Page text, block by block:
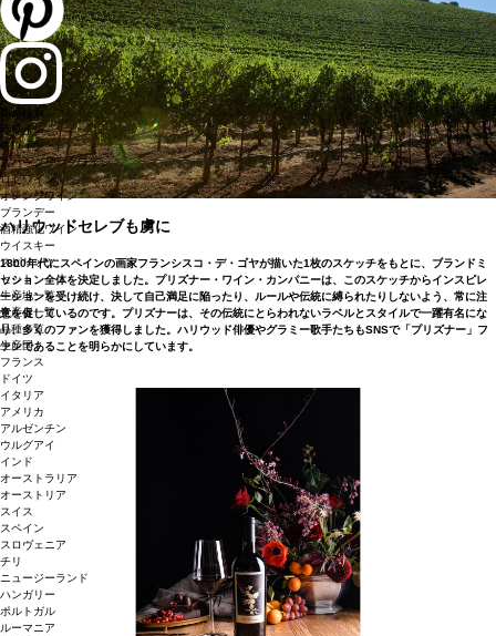
ハリウッドセレブも虜に
1800年代にスペインの画家フランシスコ・デ・ゴヤが描いた1枚のスケッチをもとに、ブランドミ
ッション全体を決定しました。プリズナー・ワイン・カンパニーは、このスケッチからインスピレ
ーションを受け続け、決して自己満足に陥ったり、ルールや伝統に縛られたりしないよう、常に注
意を促しているのです。プリズナーは、その伝統にとらわれないラベルとスタイルで一躍有名にな
り、多くのファンを獲得しました。ハリウッド俳優やグラミー歌手たちもSNSで「プリズナー」フ
ァンであることを明らかにしています。
商品検索
赤ワイン
白ワイン
スパークリングワイン
ロゼワイン
オレンジワイン
ブランデー
酒精強化ワイン
ウイスキー
スピリッツ
セット
生産地一覧
生産者一覧
品種一覧
生産国
フランス
ドイツ
イタリア
アメリカ
アルゼンチン
ウルグアイ
インド
オーストラリア
オーストリア
スイス
スペイン
スロヴェニア
チリ
ニュージーランド
ハンガリー
ポルトガル
ルーマニア